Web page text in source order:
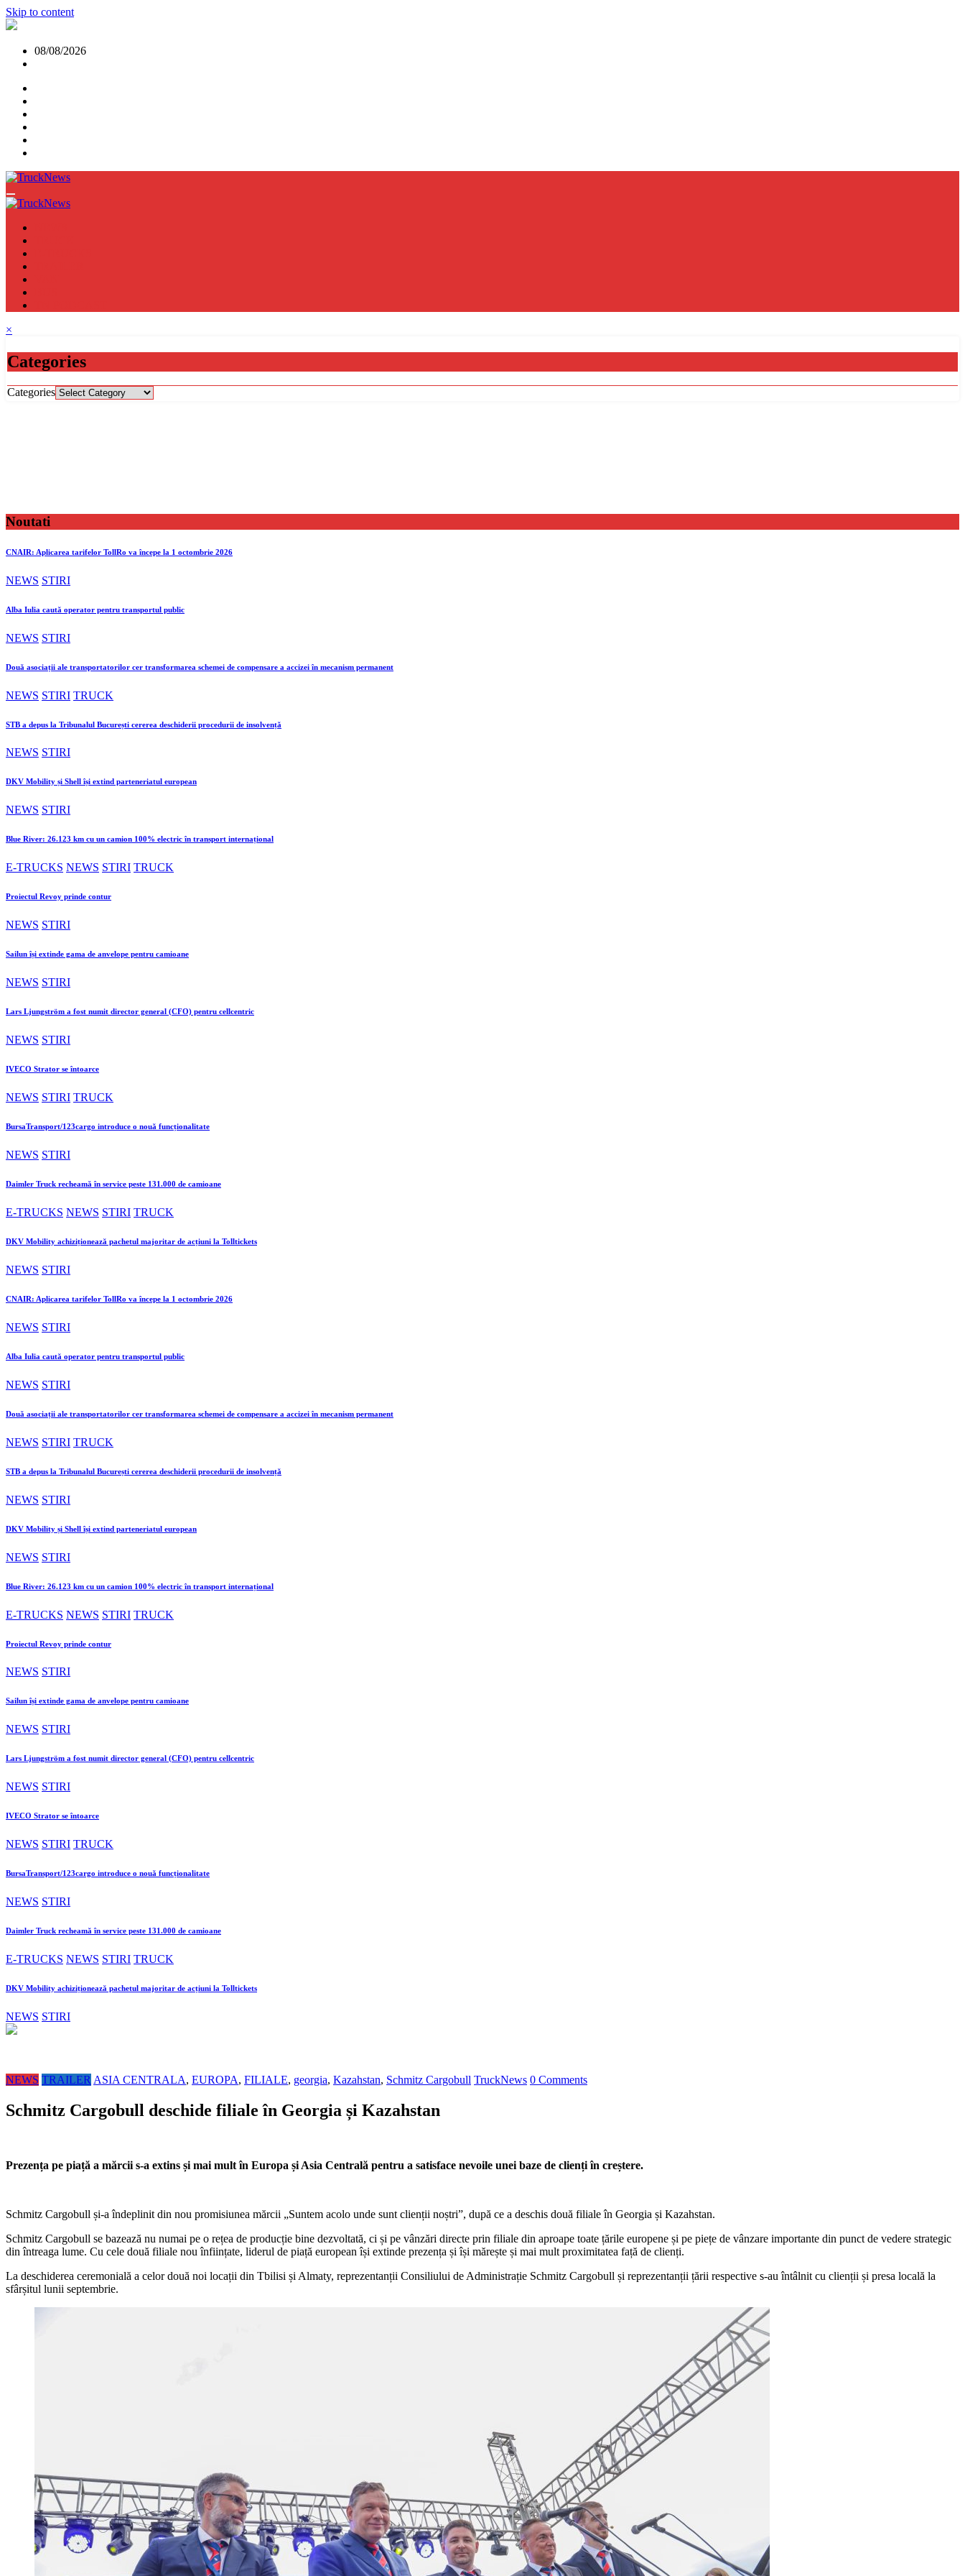
Skip to content
08/08/2026
×
Categories
Categories
Noutati
CNAIR: Aplicarea tarifelor TollRo va începe la 1 octombrie 2026
NEWS STIRI
Alba Iulia caută operator pentru transportul public
NEWS STIRI
Două asociații ale transportatorilor cer transformarea schemei de compensare a accizei în mecanism permanent
NEWS STIRI TRUCK
STB a depus la Tribunalul București cererea deschiderii procedurii de insolvență
NEWS STIRI
DKV Mobility și Shell își extind parteneriatul european
NEWS STIRI
Blue River: 26.123 km cu un camion 100% electric în transport internațional
E-TRUCKS NEWS STIRI TRUCK
Proiectul Revoy prinde contur
NEWS STIRI
Sailun își extinde gama de anvelope pentru camioane
NEWS STIRI
Lars Ljungström a fost numit director general (CFO) pentru cellcentric
NEWS STIRI
IVECO Strator se întoarce
NEWS STIRI TRUCK
BursaTransport/123cargo introduce o nouă funcționalitate
NEWS STIRI
Daimler Truck recheamă în service peste 131.000 de camioane
E-TRUCKS NEWS STIRI TRUCK
DKV Mobility achiziționează pachetul majoritar de acțiuni la Tolltickets
NEWS STIRI
CNAIR: Aplicarea tarifelor TollRo va începe la 1 octombrie 2026
NEWS STIRI
Alba Iulia caută operator pentru transportul public
NEWS STIRI
Două asociații ale transportatorilor cer transformarea schemei de compensare a accizei în mecanism permanent
NEWS STIRI TRUCK
STB a depus la Tribunalul București cererea deschiderii procedurii de insolvență
NEWS STIRI
DKV Mobility și Shell își extind parteneriatul european
NEWS STIRI
Blue River: 26.123 km cu un camion 100% electric în transport internațional
E-TRUCKS NEWS STIRI TRUCK
Proiectul Revoy prinde contur
NEWS STIRI
Sailun își extinde gama de anvelope pentru camioane
NEWS STIRI
Lars Ljungström a fost numit director general (CFO) pentru cellcentric
NEWS STIRI
IVECO Strator se întoarce
NEWS STIRI TRUCK
BursaTransport/123cargo introduce o nouă funcționalitate
NEWS STIRI
Daimler Truck recheamă în service peste 131.000 de camioane
E-TRUCKS NEWS STIRI TRUCK
DKV Mobility achiziționează pachetul majoritar de acțiuni la Tolltickets
NEWS STIRI
NEWS TRAILER ASIA CENTRALA, EUROPA, FILIALE, georgia, Kazahstan, Schmitz Cargobull TruckNews 0 Comments
Schmitz Cargobull deschide filiale în Georgia și Kazahstan
Prezența pe piață a mărcii s-a extins și mai mult în Europa și Asia Centrală pentru a satisface nevoile unei baze de clienți în creștere.
Schmitz Cargobull și-a îndeplinit din nou promisiunea mărcii „Suntem acolo unde sunt clienții noștri”, după ce a deschis două filiale în Georgia și Kazahstan.
Schmitz Cargobull se bazează nu numai pe o rețea de producție bine dezvoltată, ci și pe vânzări directe prin filiale din aproape toate țările europene și pe piețe de vânzare importante din punct de vedere strategic
din întreaga lume. Cu cele două filiale nou înființate, liderul de piață european își extinde prezența și își mărește și mai mult proximitatea față de clienți.
La deschiderea ceremonială a celor două noi locații din Tbilisi și Almaty, reprezentanții Consiliului de Administrație Schmitz Cargobull și reprezentanții țării respective s-au întâlnit cu clienții și presa locală la
sfârșitul lunii septembrie.